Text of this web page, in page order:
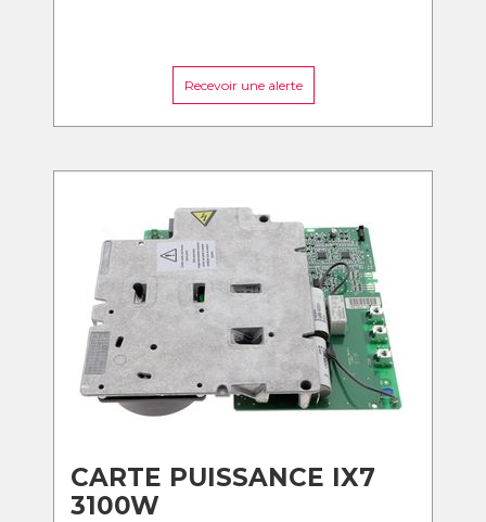
Recevoir une alerte
CARTE PUISSANCE IX7
3100W